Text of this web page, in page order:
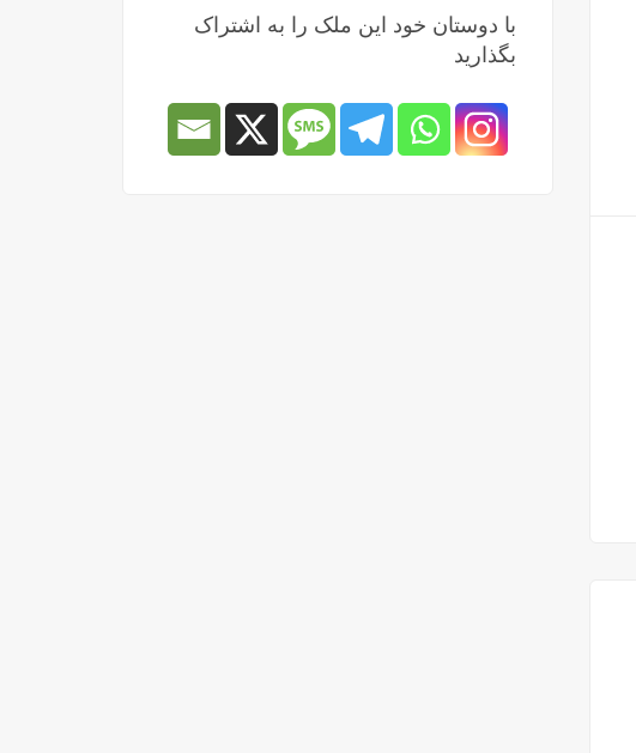
با دوستان خود این ملک را به اشتراک
بگذارید